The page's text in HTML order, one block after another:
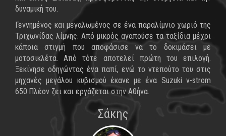
δυναμική του.
Γεννημένος και μεγαλωμένος σε ένα παραλίμνιο χωριό της
Τριχωνίδας λίμνης. Από μικρός αγαπούσε τα ταξίδια μέχρι
κάποια στιγμή που αποφάσισε να το δοκιμάσει με
μοτοσικλέτα. Από τότε αποτελεί πρώτη του επιλογή.
Ξεκίνησε οδηγώντας ένα παπί, ενώ το ντεπούτο του στις
μηχανές μεγάλου κυβισμού έκανε με ένα Suzuki v-strom
650.Πλέον ζει και εργάζεται στην Αθήνα.
Σάκης